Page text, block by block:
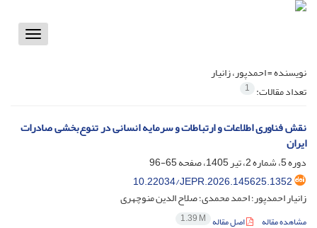
Toggle
نویسنده =احمدپور، زانیار
تعداد مقالات: 1
نقش فناوری اطلاعات و ارتباطات و سرمایه انسانی در تنوع‌بخشی صادرات
ایران
دوره 5، شماره 2، تیر 1405، صفحه
65-96
10.22034/JEPR.2026.145625.1352
زانیار احمدپور؛ احمد محمدی؛ صلاح الدین منوچهری
مشاهده مقاله اصل مقاله 1.39 M